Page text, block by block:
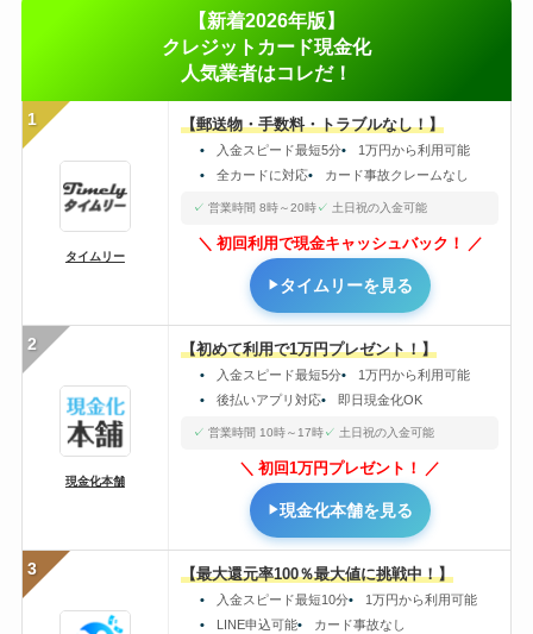
【新着2026年版】
クレジットカード現金化
人気業者はコレだ！
1
タイムリー
【郵送物・手数料・トラブルなし！】
入金スピード最短5分
1万円から利用可能
全カードに対応
カード事故クレームなし
営業時間 8時～20時 土日祝の入金可能
初回利用で現金キャッシュバック！
タイムリーを見る
2
現金化本舗
【初めて利用で1万円プレゼント！】
入金スピード最短5分
1万円から利用可能
後払いアプリ対応
即日現金化OK
営業時間 10時～17時 土日祝の入金可能
初回1万円プレゼント！
現金化本舗を見る
3 【最大還元率100％最大値に挑戦中！】
入金スピード最短10分
1万円から利用可能
LINE申込可能
カード事故なし